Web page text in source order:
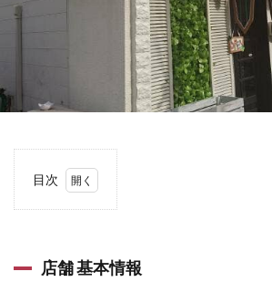
目次
店舗 基本情報